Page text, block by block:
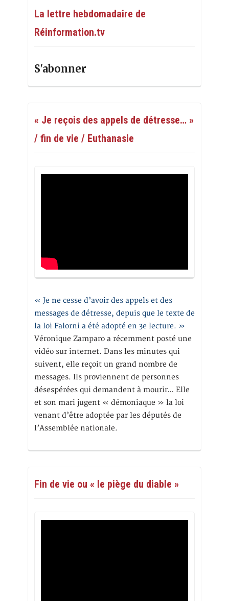
La lettre hebdomadaire de
Réinformation.tv
S'abonner
« Je reçois des appels de détresse… »
/ fin de vie / Euthanasie
« Je ne cesse d’avoir des appels et des
messages de détresse, depuis que le texte de
la loi Falorni a été adopté en 3e lecture. »
Véronique Zamparo a récemment posté une
vidéo sur internet. Dans les minutes qui
suivent, elle reçoit un grand nombre de
messages. Ils proviennent de personnes
désespérées qui demandent à mourir… Elle
et son mari jugent « démoniaque » la loi
venant d’être adoptée par les députés de
l’Assemblée nationale.
Fin de vie ou « le piège du diable »